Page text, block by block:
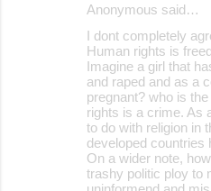
Anonymous said…
I dont completely
Human rights is
Imagine a girl that
and raped and as a
pregnant? who is
rights is a crime. As
to do with religion in
developed countries
On a wider note,
trashy politic ploy to